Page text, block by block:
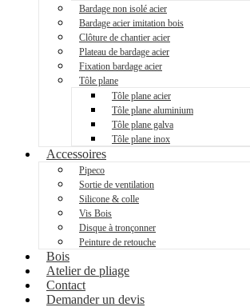
Bardage non isolé acier
Bardage acier imitation bois
Clôture de chantier acier
Plateau de bardage acier
Fixation bardage acier
Tôle plane
Tôle plane acier
Tôle plane aluminium
Tôle plane galva
Tôle plane inox
Accessoires
Pipeco
Sortie de ventilation
Silicone & colle
Vis Bois
Disque à tronçonner
Peinture de retouche
Bois
Atelier de pliage
Contact
Demander un devis